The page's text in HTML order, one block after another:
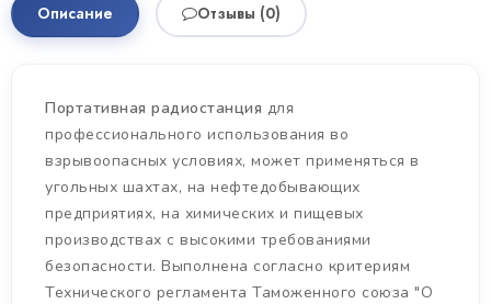
Описание Отзывы (0)
Портативная радиостанция для
профессионального использования во
взрывоопасных условиях, может применяться в
угольных шахтах, на нефтедобывающих
предприятиях, на химических и пищевых
производствах с высокими требованиями
безопасности. Выполнена согласно критериям
Технического регламента Таможенного союза "О